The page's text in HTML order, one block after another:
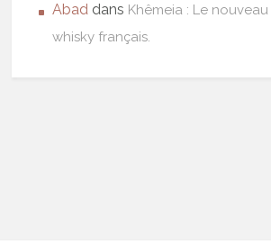
Abad dans Khêmeia : Le
whisky français.